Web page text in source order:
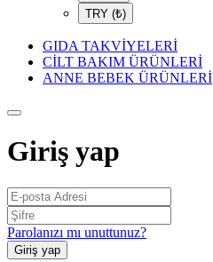
TRY (₺)
GIDA TAKVİYELERİ
CİLT BAKIM ÜRÜNLERİ
ANNE BEBEK ÜRÜNLERİ
Giriş yap
Parolanızı mı unuttunuz?
Giriş yap